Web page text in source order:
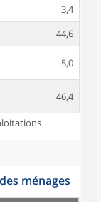
3,4
44,6
5,0
46,4
ménages